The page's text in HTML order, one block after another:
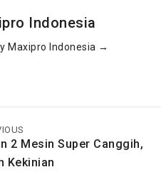
Indonesia
Maxipro Indonesia →
2 Mesin Super Canggih,
Kekinian